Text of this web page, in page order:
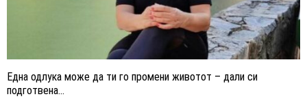
Една одлука може да ти го промени животот – дали си
подготвена...